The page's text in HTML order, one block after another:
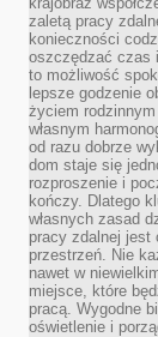
zaletą pracy
konieczności
oszczędzać czas
to możliwość
lepsze godzenie
życiem
własnym
od razu dobrze
dom staje się
rozproszenie i
kończy. Dlatego
własnych zasad
pracy zdalnej jest
przestrzeń. Nie
nawet w
miejsce, które
pracą. Wygodne
oświetlenie i